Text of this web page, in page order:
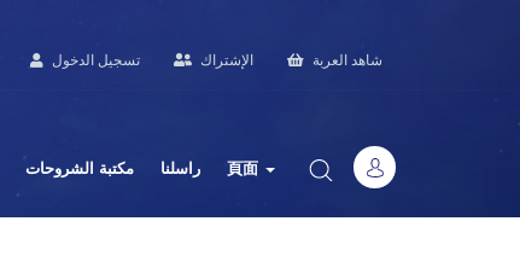
تسجيل الدخول الإشتراك شاهد العربة
مكتبة الشروحات راسلنا 頁面